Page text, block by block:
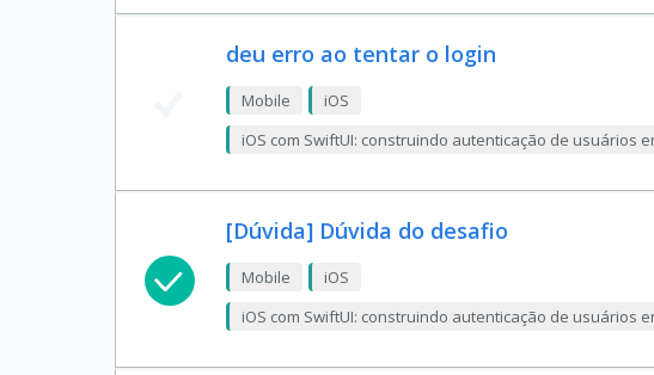
deu erro ao tentar o login
Mobile
iOS
iOS com SwiftUI: construindo autenticação de usuários
[Dúvida] Dúvida do desafio
Mobile
iOS
iOS com SwiftUI: construindo autenticação de usuários